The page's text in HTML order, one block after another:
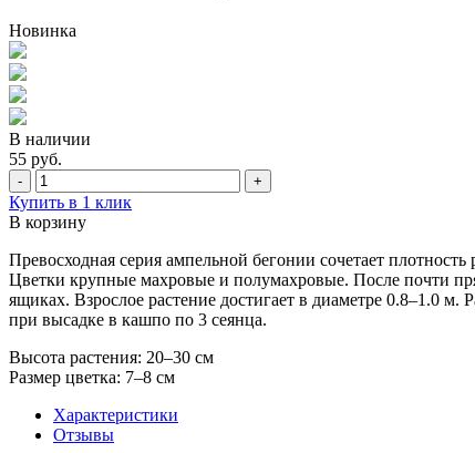
Новинка
В наличии
55 руб.
- +
Купить в 1 клик
В корзину
Превосходная серия ампельной бегонии сочетает
Цветки крупные махровые и полумахровые. После почти
ящиках. Взрослое растение достигает в диаметре 0.8–1.0
при высадке в кашпо по 3 сеянца.
Высота растения: 20–30 см
Размер цветка: 7–8 см
Характеристики
Отзывы